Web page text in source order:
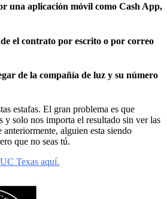
una aplicación móvil como Cash App,
el contrato por escrito o por correo
de la compañía de luz y su número
estafas. El gran problema es que
y solo nos importa el resultado sin ver las
alguien esta siendo
que no seas tú.
Texas aquí.